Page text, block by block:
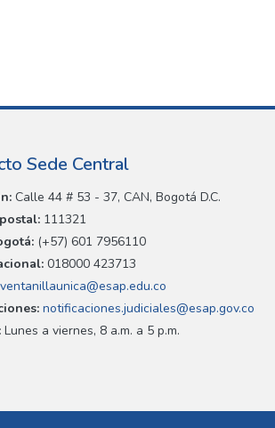
Sede Central
Calle 44 # 53 - 37, CAN, Bogotá D.C.
111321
(+57) 601 7956110
018000 423713
ventanillaunica@esap.edu.co
notificaciones.judiciales@esap.gov.co
Lunes a viernes, 8 a.m. a 5 p.m.